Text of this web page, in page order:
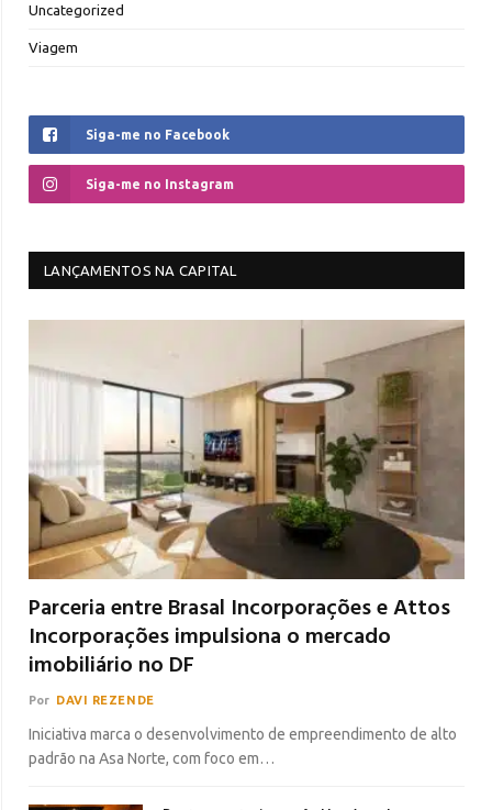
Uncategorized
Viagem
Siga-me no Facebook
Siga-me no Instagram
LANÇAMENTOS NA CAPITAL
Parceria entre Brasal Incorporações e Attos
Incorporações impulsiona o mercado
imobiliário no DF
Por DAVI REZENDE
Iniciativa marca o desenvolvimento de empreendimento de alto
padrão na Asa Norte, com foco em…